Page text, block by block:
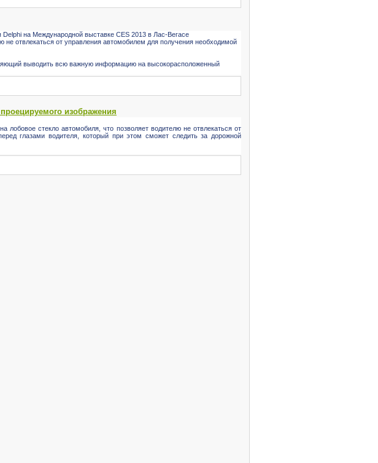
на Международной выставке CES 2013 в Лас-Вегасе
отвлекаться от управления автомобилем для получения необходимой
выводить всю важную информацию на высокорасположенный
изображения
стекло автомобиля, что позволяет водителю не отвлекаться от
глазами водителя, который при этом сможет следить за дорожной